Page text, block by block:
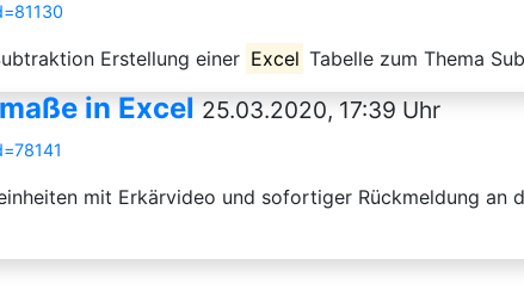
Erstellung einer Excel Tabelle zum Thema
in Excel 25.03.2020, 17:39 Uhr
mit Erkärvideo und sofortiger Rückmeldung an